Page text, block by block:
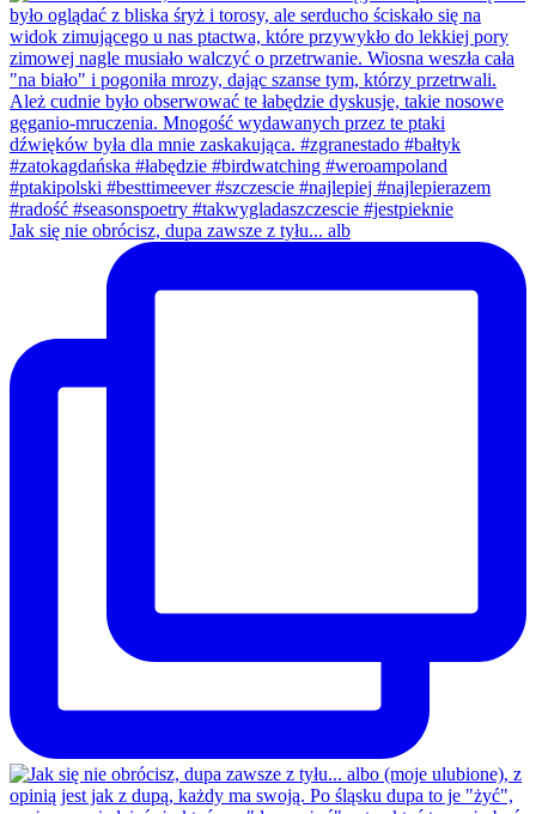
Jak się nie obrócisz, dupa zawsze z tyłu... alb